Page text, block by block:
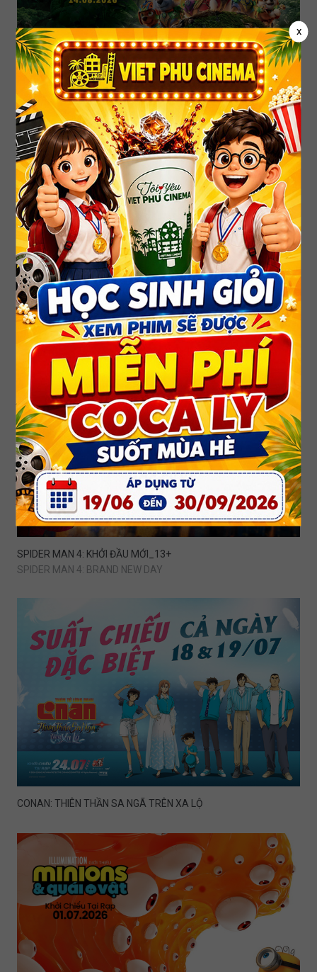
PAW PATROL: PHIM KHỦNG LONG
PAW PATROL: THE DINO MOVIE
DEAR YOU: THƯ TÌNH GỬI NGOẠI
SPIDER MAN 4: KHỞI ĐẦU MỚI_13+
SPIDER MAN 4: BRAND NEW DAY
CONAN: THIÊN THẦN SA NGÃ TRÊN XA LỘ
x